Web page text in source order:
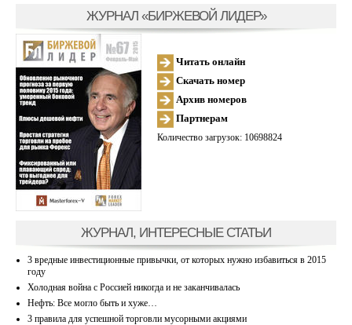
ЖУРНАЛ «БИРЖЕВОЙ ЛИДЕР»
Читать онлайн
Скачать номер
Архив номеров
Партнерам
Количество загрузок: 10698824
ЖУРНАЛ, ИНТЕРЕСНЫЕ СТАТЬИ
3 вредные инвестиционные привычки, от которых нужно избавиться в 2015
году
Холодная война с Россией никогда и не заканчивалась
Нефть: Все могло быть и хуже…
3 правила для успешной торговли мусорными акциями